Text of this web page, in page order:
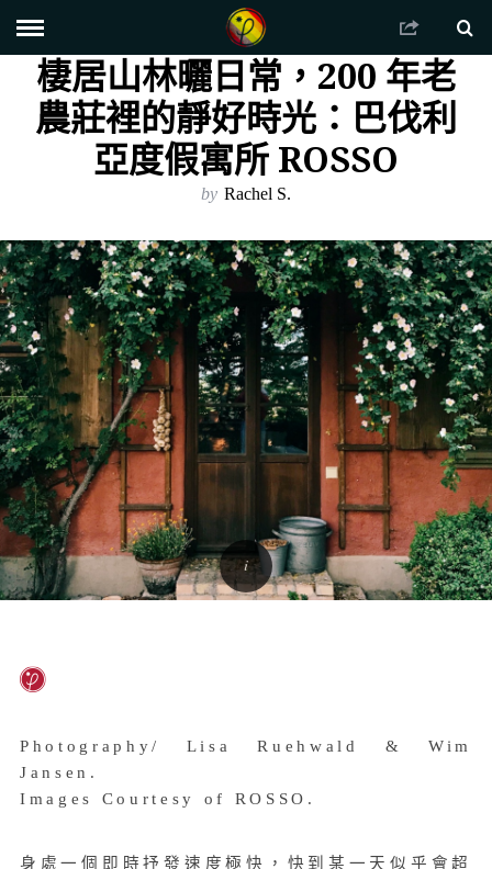
棲居山林曬日常，200 年老
農莊裡的靜好時光：巴伐利
亞度假寓所 ROSSO
by Rachel S.
Photography/ Lisa Ruehwald & Wim
Jansen.
Images Courtesy of ROSSO.
身處一個即時抒發速度極快，快到某一天似乎會超